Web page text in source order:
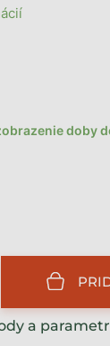
doby
a